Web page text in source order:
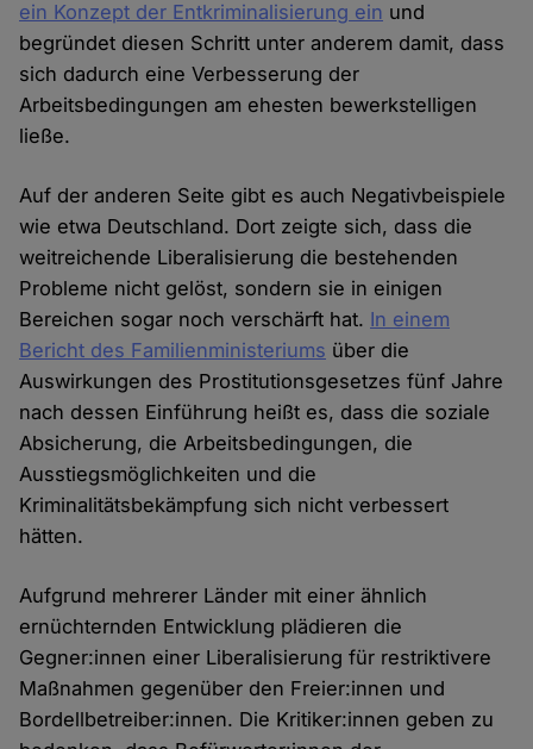
ein Konzept der Entkriminalisierung ein und
begründet diesen Schritt unter anderem damit, dass
sich dadurch eine Verbesserung der
Arbeitsbedingungen am ehesten bewerkstelligen
ließe.
Auf der anderen Seite gibt es auch Negativbeispiele
wie etwa Deutschland. Dort zeigte sich, dass die
weitreichende Liberalisierung die bestehenden
Probleme nicht gelöst, sondern sie in einigen
Bereichen sogar noch verschärft hat. In einem
Bericht des Familienministeriums über die
Auswirkungen des Prostitutionsgesetzes fünf Jahre
nach dessen Einführung heißt es, dass die soziale
Absicherung, die Arbeitsbedingungen, die
Ausstiegsmöglichkeiten und die
Kriminalitätsbekämpfung sich nicht verbessert
hätten.
Aufgrund mehrerer Länder mit einer ähnlich
ernüchternden Entwicklung plädieren die
Gegner:innen einer Liberalisierung für restriktivere
Maßnahmen gegenüber den Freier:innen und
Bordellbetreiber:innen. Die Kritiker:innen geben zu